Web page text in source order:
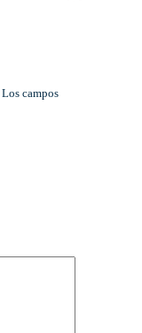
Los campos